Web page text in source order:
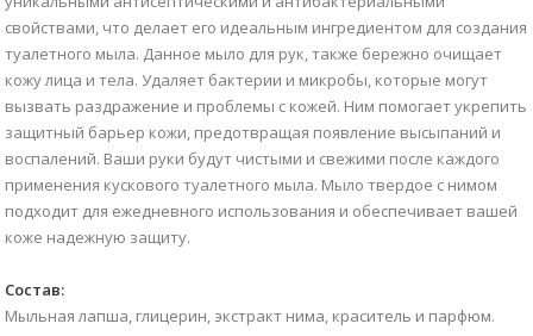
свойствами, что делает его идеальным ингредиентом для создания
туалетного мыла. Данное мыло для рук, также бережно очищает
кожу лица и тела. Удаляет бактерии и микробы, которые могут
вызвать раздражение и проблемы с кожей. Ним помогает укрепить
защитный барьер кожи, предотвращая появление высыпаний и
воспалений. Ваши руки будут чистыми и свежими после каждого
применения кускового туалетного мыла. Мыло твердое с нимом
подходит для ежедневного использования и обеспечивает вашей
коже надежную защиту.
Состав:
Мыльная лапша, глицерин, экстракт нима, краситель и парфюм.